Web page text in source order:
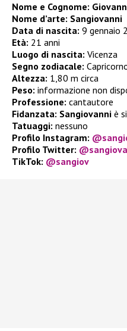
Nome e Cognome:
Nome d’arte: Sangiovanni
Data di nascita: 9 gennaio
Età: 21 anni
Luogo di nascita: Vicenza
Segno zodiacale:
Altezza: 1,80 m circa
Peso: informazione non
Professione: cantautore
Fidanzata: Sangiovanni è
Tatuaggi: nessuno
Profilo Instagram:
Profilo Twitter:
TikTok: @sangiov